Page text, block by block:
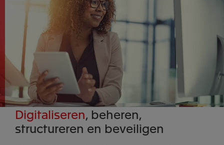
Digitaliseren, beheren,
structureren en beveiligen